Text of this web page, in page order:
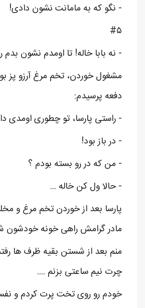
- نگو که به مامانت نشون دادی!
#۵
- نه بابا خاله! تا اومدم نشون بدم
مشغول خوردن، تخم مرغ آرزو پز
دفعه پرسیدم:
- راستی پارسا، تو چطوری اومدی
- در باز بود!
- من که در رو بسته بودم ؟
- حالا ول کن خاله ...
پارسا بعد از خوردن تخم مرغ و
مادر گرامش راهی خونه خودشون
منم بعد از شستن بقیه ظرف ها
چرت نیم ساعتی بزنم .‌‌...
خودم رو روی تخت پرت کردم و